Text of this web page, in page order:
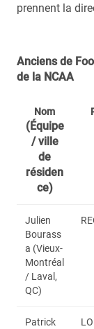
prennent la
Anciens de
de la NCAA
Nom
(Équipe
/ ville
de
résiden
ce)
Julien
Bourass
a (Vieux-
Montréal
/ Laval,
QC)
Patrick
LO